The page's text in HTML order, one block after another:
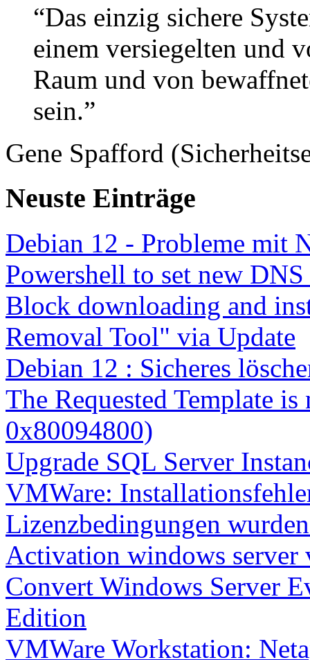
“Das einzig sichere
einem versiegelten und
Raum und von
sein.”
Gene Spafford
Neuste Einträge
Debian 12 - Probleme mit
Powershell to set new
Block downloading and
Removal Tool" via Update
Debian 12 : Sicheres
The Requested Template
0x80094800)
Upgrade SQL Server
VMWare:
Lizenzbedingungen
Activation windows server
Convert Windows Server
Edition
VMWare Workstation: